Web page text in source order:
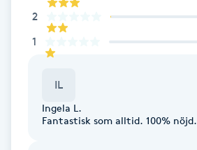
Fransfärgning
Fransförlängning
Fransförlängning Megavolym
Fransförlängning Volym
2
1
IL
Ingela L.
Fantastisk som alltid. 100% nöjd.